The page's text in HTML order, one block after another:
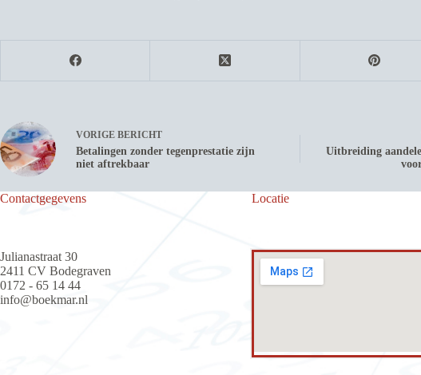
VORIGE BERICHT
Betalingen zonder tegenprestatie zijn
niet aftrekbaar
Uitbreiding
Contactgegevens
Julianastraat 30
2411 CV Bodegraven
0172 - 65 14 44
info@boekmar.nl
Locatie